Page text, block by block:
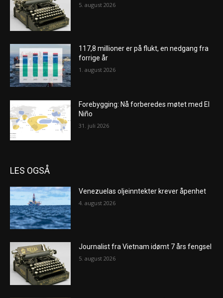
5. august 2026
117,8 millioner er på flukt, en nedgang fra
forrige år
1. august 2026
Forebygging: Nå forberedes møtet med El
Niño
31. juli 2026
LES OGSÅ
Venezuelas oljeinntekter krever åpenhet
4. august 2026
Journalist fra Vietnam idømt 7 års fengsel
5. august 2026